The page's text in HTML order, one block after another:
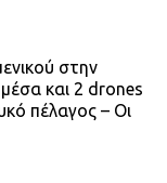
στην
και 2 drones
πέλαγος – Οι